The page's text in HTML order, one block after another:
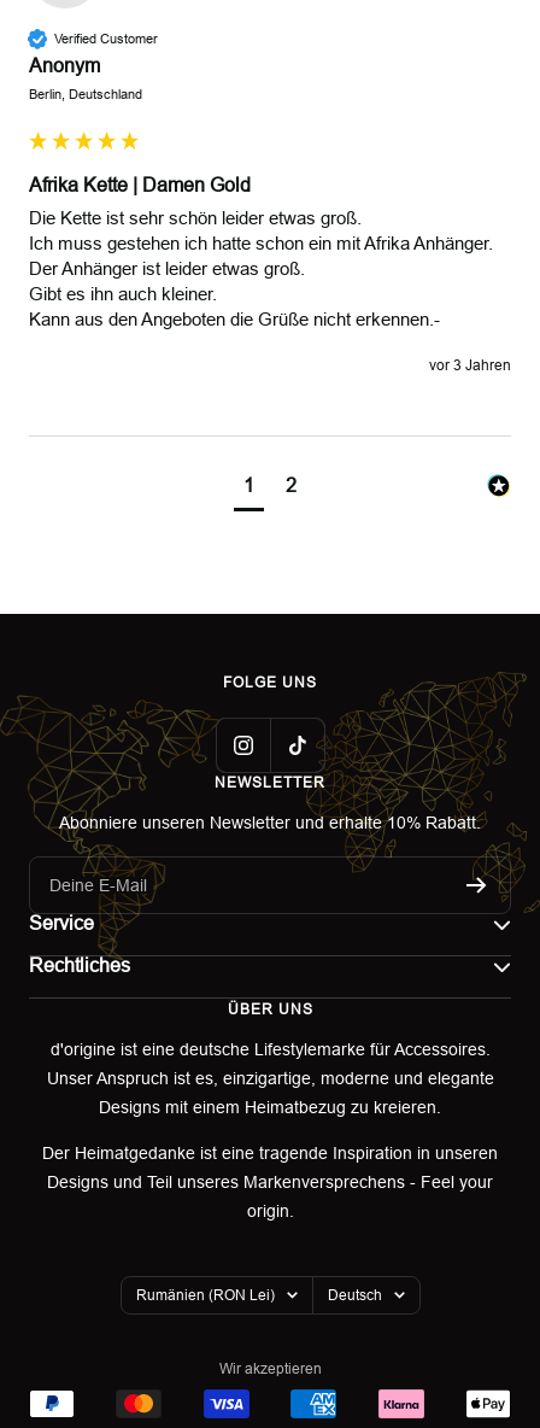
Verified Customer
Anonym
Berlin, Deutschland
Afrika Kette | Damen Gold
Die Kette ist sehr schön leider etwas groß.
Ich muss gestehen ich hatte schon ein mit Afrika Anhänger.
Der Anhänger ist leider etwas groß.
Gibt es ihn auch kleiner.
vor 3 Jahren
1 2
FOLGE UNS
NEWSLETTER
Abonniere unseren Newsletter und erhalte 10% Rabatt.
Deine E-Mail
Service
Retoure & Umtausch
Retourenportal
Rechtliches
AGB
Widerrufsbelehrung
ÜBER UNS
d'origine ist eine deutsche Lifestylemarke für Accessoires.
Unser Anspruch ist es, einzigartige, moderne und elegante
Designs mit einem Heimatbezug zu kreieren.
Der Heimatgedanke ist eine tragende Inspiration in unseren
Designs und Teil unseres Markenversprechens - Feel your
origin.
Land/Region
Rumänien (RON Lei) Sprache
Deutsch
Wir akzeptieren